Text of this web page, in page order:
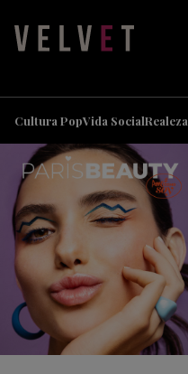
Cultura PopVida SocialRealeza